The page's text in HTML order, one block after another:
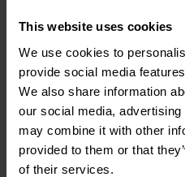
This website uses cookies
We use cookies to
provide social media
We also share information
our social media,
may combine it with other
provided to them or that
of their services.
management als een
een grote analist dit
wat we al bij onze
een duidelijk beeld van
consistente prioritering